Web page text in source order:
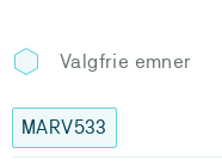
Valgfrie emner
MARV533